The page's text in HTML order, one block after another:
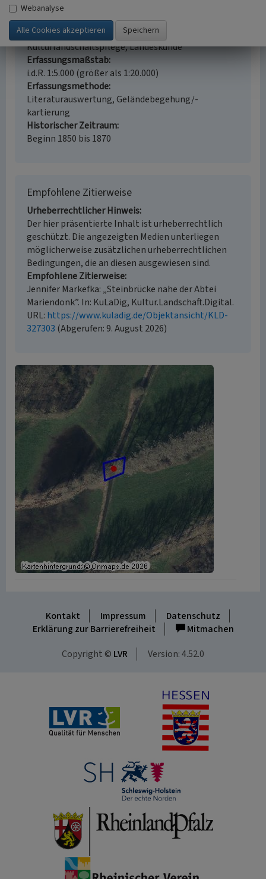
Schlagwörter
Bogenbrücke
Fachsicht(en)
Kulturlandschaftspflege, Landeskunde
Erfassungsmaßstab
i.d.R. 1:5.000 (größer als 1:20.000)
Erfassungsmethode
Literaturauswertung, Geländebegehung/-
kartierung
Historischer Zeitraum
Beginn 1850 bis 1870
Empfohlene Zitierweise
Urheberrechtlicher Hinweis
Der hier präsentierte Inhalt ist urheberrechtlich
geschützt. Die angezeigten Medien unterliegen
möglicherweise zusätzlichen urheberrechtlichen
Bedingungen, die an diesen ausgewiesen sind.
Empfohlene Zitierweise
Jennifer Markefka: „Steinbrücke nahe der Abtei
Mariendonk”. In: KuLaDig, Kultur.Landschaft.Digital.
URL: https://www.kuladig.de/Objektansicht/KLD-
327303 (Abgerufen: 9. August 2026)
Kontakt Impressum
Datenschutz
Erklärung zur Barrierefreiheit
Mitmachen
Copyright © LVR Version: 4.52.0
Webanalyse